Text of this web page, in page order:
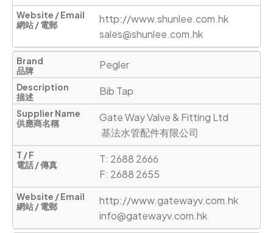
http://www.shunlee.com.hk
sales@shunlee.com.hk
Pegler
Bib Tap
Gate Way Valve & Fitting Ltd
基法水管配件有限公司
T: 2688 2666
F: 2688 2655
http://www.gatewayv.com.hk
info@gatewayv.com.hk